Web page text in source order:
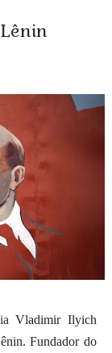
Vladimir Ilyich
Fundador do